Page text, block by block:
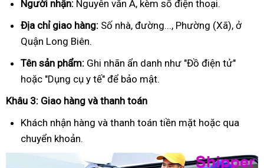
Người nhận: Nguyên văn A, kèm số điện thoại.
Địa chỉ giao hàng: Số nhà, đường..., Phường (Xã), ở
Quận Long Biên.
Tên sản phẩm: Ghi nhãn ẩn danh như "Đồ điện tử"
hoặc "Dụng cụ y tế" để bảo mật.
Khâu 3: Giao hàng và thanh toán
Khách nhận hàng và thanh toán tiền mặt hoặc qua
chuyển khoản.